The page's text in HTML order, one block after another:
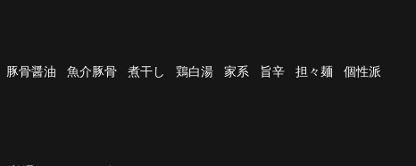
豚骨醤油 魚介豚骨 煮干し 鶏白湯 家系 旨辛 担々麺
個性派